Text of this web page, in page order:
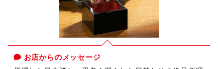
お店からのメッセージ